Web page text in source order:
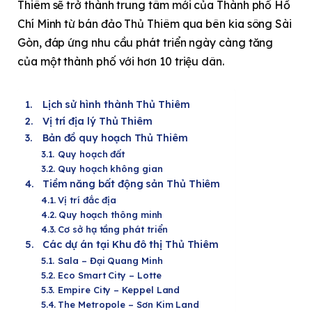
Thiêm sẽ trở thành trung tâm mới của Thành phố Hồ
Chí Minh từ bán đảo Thủ Thiêm qua bên kia sông Sài
Gòn, đáp ứng nhu cầu phát triển ngày càng tăng
của một thành phố với hơn 10 triệu dân.
Lịch sử hình thành Thủ Thiêm
Vị trí địa lý Thủ Thiêm
Bản đồ quy hoạch Thủ Thiêm
Quy hoạch đất
Quy hoạch không gian
Tiềm năng bất động sản Thủ Thiêm
Vị trí đắc địa
Quy hoạch thông minh
Cơ sở hạ tầng phát triển
Các dự án tại Khu đô thị Thủ Thiêm
Sala – Đại Quang Minh
Eco Smart City – Lotte
Empire City – Keppel Land
The Metropole – Sơn Kim Land